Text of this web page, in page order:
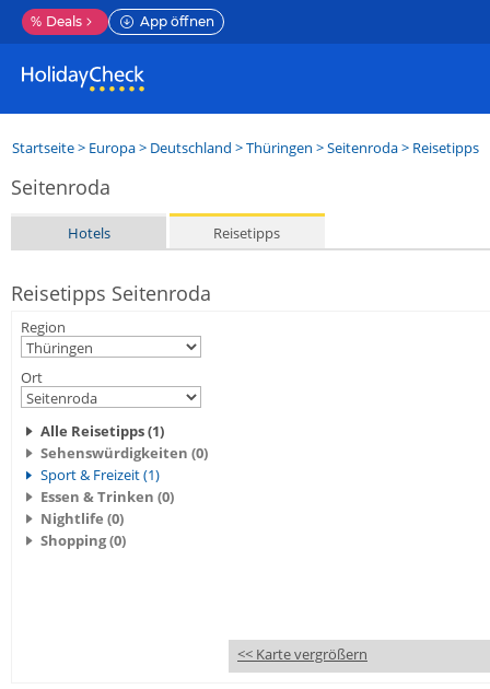
% Deals App öffnen
Startseite> Europa> Deutschland >Thüringen >Seitenroda> Reisetipps
Seitenroda
Hotels Reisetipps
Reisetipps Seitenroda
Region
Ort
Alle Reisetipps (1)
Sehenswürdigkeiten (0)
Sport & Freizeit (1)
Essen & Trinken (0)
Nightlife (0)
Shopping (0)
<< Karte vergrößern